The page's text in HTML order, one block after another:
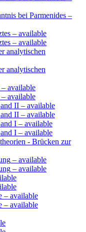
bei Parmenides –
– available
– available
analytischen
analytischen
– available
– available
II – available
II – available
I – available
I – available
- Brücken zur
– available
– available
– available
– available